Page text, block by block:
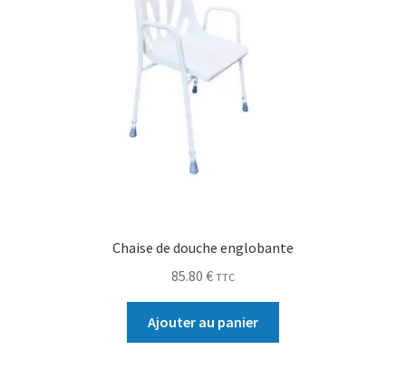
Chaise de douche englobante
85.80 € TTC
Ajouter au panier